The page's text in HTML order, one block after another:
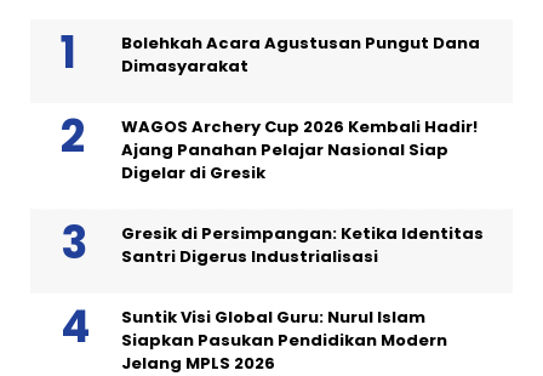
Bolehkah Acara Agustusan Pungut Dana
Dimasyarakat
WAGOS Archery Cup 2026 Kembali Hadir!
Ajang Panahan Pelajar Nasional Siap
Digelar di Gresik
Gresik di Persimpangan: Ketika Identitas
Santri Digerus Industrialisasi
Suntik Visi Global Guru: Nurul Islam
Siapkan Pasukan Pendidikan Modern
Jelang MPLS 2026